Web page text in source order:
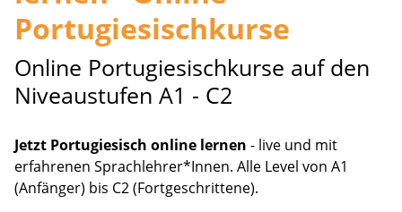
Portugiesischkurse
Online Portugiesischkurse auf den
Niveaustufen A1 - C2
Jetzt Portugiesisch online lernen - live und mit
erfahrenen Sprachlehrer*Innen. Alle Level von A1
(Anfänger) bis C2 (Fortgeschrittene).